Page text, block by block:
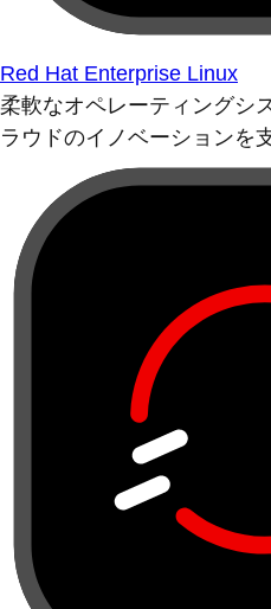
Red Hat Enterprise Linux
柔軟なオペレーティングシ
ラウドのイノベーションを